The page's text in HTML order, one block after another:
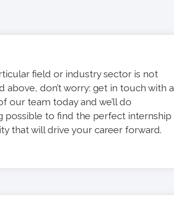
field or industry sector is not
above, don’t worry: get in touch with a
our team today and we’ll do
possible to find the perfect internship
that will drive your career forward.